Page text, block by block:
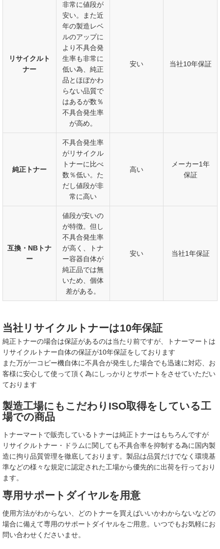
リサイクルト
ナー
非常に値段が
安い。また近
年の製造レベ
ルのアップに
より不具合発
生率も非常に
低い為、純正
品とほぼかわ
らない品質で
はあるが数％
不具合発生率
が高め。
安い 当社10年保証
純正トナー
不具合発生率
がリサイクル
トナーに比べ
数％低い。た
だし値段が非
常に高い
高い
メーカー1年
保証
互換・NBトナ
ー
値段が安いの
が特徴。但し
不具合発生率
が高く、トナ
ー容器自体が
純正品では無
いため、個体
差がある。
安い 当社1年保証
当社リサイクルトナーは10年保証
純正トナーの場合は保証があるのは当たり前ですが、トナーマートは
リサイクルトナー自体の保証が10年保証をしております
また万が一コピー機自体に不具合が発生した場合でも迅速に対応、お
客様に安心して使って頂く為にしっかりとサポートをさせていただい
ております
製造工場にもこだわりISO取得をしている工
場での商品
トナーマートで販売しているトナーは純正トナーはもちろんですが
リサイクルトナー・ドラムに関しても不具合率を抑制する為に国内製
造に拘り品質管理を徹底しております。製品は品質だけでなく環境基
準などの様々な規定に認定された工場から優先的に出荷を行っており
ます。
専用サポートダイヤルを用意
使用方法がわからない、どのトナーを買えばいいかわからないなどの
場合に備えて専用のサポートダイヤルをご用意。いつでもお気軽にお
問い合わせくださいませ。